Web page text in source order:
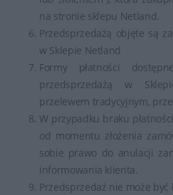
na stronie sklepu Netland.
Przedsprzedażą objęte są
w Sklepie Netland
Formy płatności
przedsprzedażą w
przelewem tradycyjnym,
W przypadku braku
od momentu złożenia
sobie prawo do anulacji
informowania klienta.
Przedsprzedaż nie może